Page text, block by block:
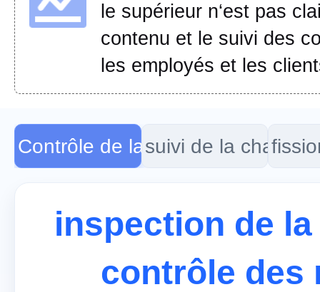
le supérieur n‘est pas
contenu et le suivi des
les employés et les
Contrôle de la qualité du
suivi de la charge
inspection de
contrôle des